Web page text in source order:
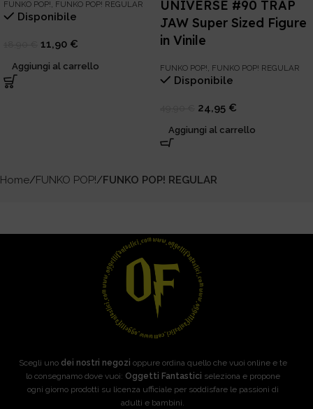
FUNKO POP!, FUNKO POP! REGULAR
Disponibile
11,90 €
Aggiungi al carrello
UNIVERSE #90 TRAP
JAW Super Sized Figure
in Vinile
FUNKO POP! FUNKO POP! REGULAR
Disponibile
24,95 €
Aggiungi al carrello
Home FUNKO POP! FUNKO POP! REGULAR
Scegli uno dei nostri negozi oppure ordina quello che vuoi online e te
lo consegnamo dove vuoi: Oggetti Fantastici seleziona e propone
ogni giorno prodotti su licenza ufficiale per soddisfare le passioni di
adulti e bambini.